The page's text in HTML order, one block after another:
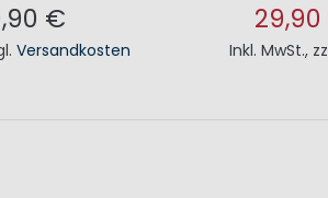
€
Versandkosten Inkl. MwSt.,